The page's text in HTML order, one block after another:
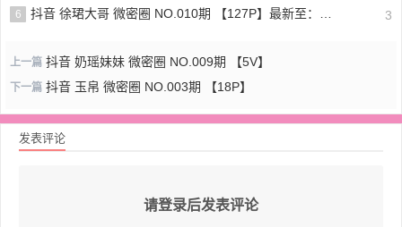
6 抖音 徐珺大哥 微密圈 NO.010期 【127P】最新至：2024.1.19 3
上一篇 抖音 奶瑶妹妹 微密圈 NO.009期 【5V】
下一篇 抖音 玉帛 微密圈 NO.003期 【18P】
发表评论
请登录后发表评论